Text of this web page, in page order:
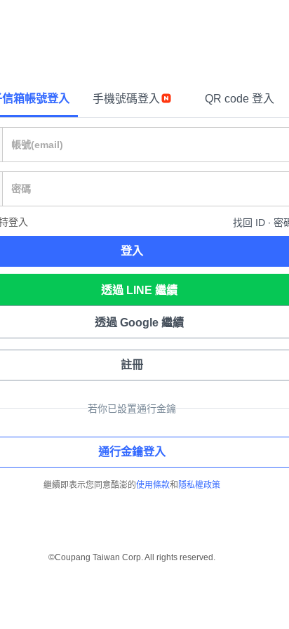
信箱帳號登入 手機號碼登入 QR code 登入
登入 找回 ID ∙ 密
登入
透過 LINE 繼續
透過 Google 繼續
註冊
若你已設置通行金鑰
通行金鑰登入
繼續即表示您同意酷澎的使用條款和 隱私權政策
©Coupang Taiwan Corp. All rights reserved.